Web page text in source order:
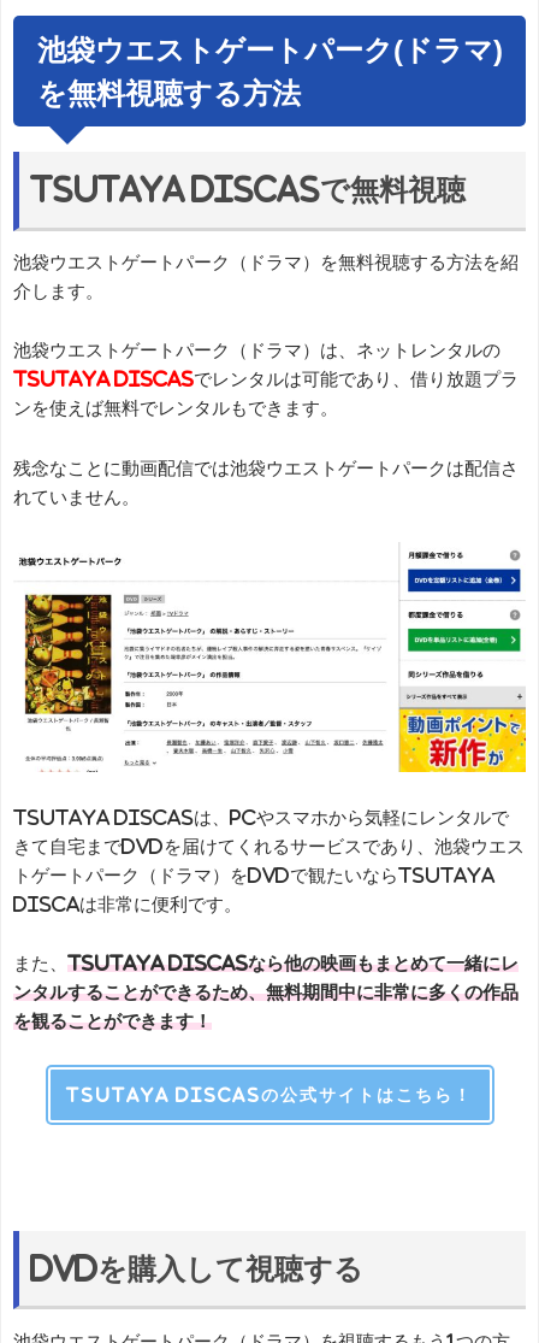
池袋ウエストゲートパーク(ドラマ)
を無料視聴する方法
TSUTAYA DISCASで無料視聴
池袋ウエストゲートパーク（ドラマ）を無料視聴する方法を紹
介します。
池袋ウエストゲートパーク（ドラマ）は、ネットレンタルの
TSUTAYA DISCASでレンタルは可能であり、借り放題プラ
ンを使えば無料でレンタルもできます。
残念なことに動画配信では池袋ウエストゲートパークは配信さ
れていません。
TSUTAYA DISCASは、PCやスマホから気軽にレンタルで
きて自宅までDVDを届けてくれるサービスであり、池袋ウエス
トゲートパーク（ドラマ）をDVDで観たいならTSUTAYA
DISCAは非常に便利です。
また、 TSUTAYA DISCASなら他の映画もまとめて一緒にレ
ンタルすることができるため、無料期間中に非常に多くの作品
を観ることができます！
TSUTAYA DISCASの公式サイトはこちら！
DVDを購入して視聴する